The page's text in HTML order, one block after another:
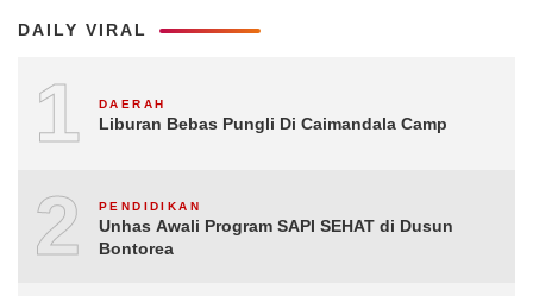
DAILY VIRAL
1 DAERAH
Liburan Bebas Pungli Di Caimandala Camp
2 PENDIDIKAN
Unhas Awali Program SAPI SEHAT di Dusun
Bontorea